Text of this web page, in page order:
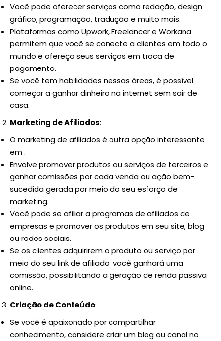
Você pode oferecer serviços como redação, design
gráfico, programação, tradução e muito mais.
Plataformas como Upwork, Freelancer e Workana
permitem que você se conecte a clientes em todo o
mundo e ofereça seus serviços em troca de
pagamento.
Se você tem habilidades nessas áreas, é possível
começar a ganhar dinheiro na internet sem sair de
casa.
Marketing de Afiliados:
O marketing de afiliados é outra opção interessante
em .
Envolve promover produtos ou serviços de terceiros e
ganhar comissões por cada venda ou ação bem-
sucedida gerada por meio do seu esforço de
marketing.
Você pode se afiliar a programas de afiliados de
empresas e promover os produtos em seu site, blog
ou redes sociais.
Se os clientes adquirirem o produto ou serviço por
meio do seu link de afiliado, você ganhará uma
comissão, possibilitando a geração de renda passiva
online.
Criação de Conteúdo:
Se você é apaixonado por compartilhar
conhecimento, considere criar um blog ou canal no